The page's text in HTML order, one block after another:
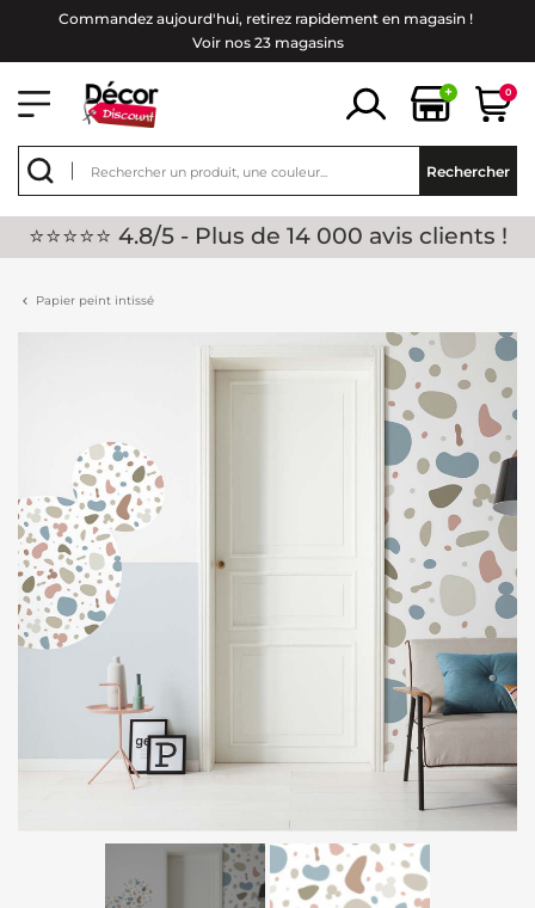
Commandez aujourd'hui, retirez rapidement en magasin !
Voir nos 23 magasins
+ 0
Rechercher
⭐⭐⭐⭐⭐ 4.8/5 - Plus de 14 000 avis clients !
Papier peint intissé